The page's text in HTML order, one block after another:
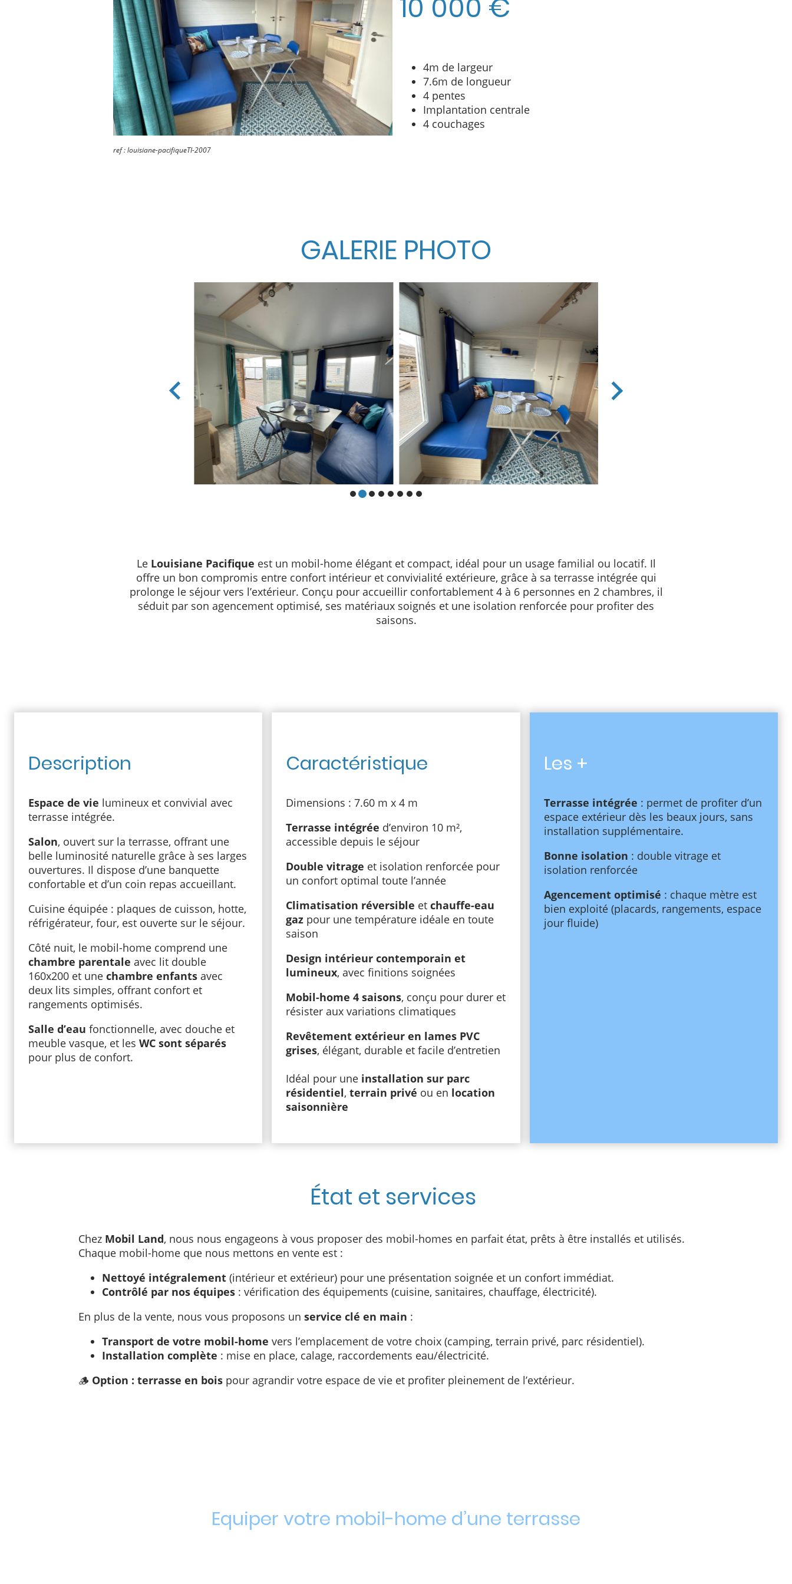
10 000 €
4m de largeur
7.6m de longueur
4 pentes
Implantation centrale
4 couchages
ref : louisiane-pacifiqueTI-2007
GALERIE PHOTO
Le Louisiane Pacifique est un mobil-home élégant et compact, idéal pour un usage familial ou locatif. Il
offre un bon compromis entre confort intérieur et convivialité extérieure, grâce à sa terrasse intégrée qui
prolonge le séjour vers l’extérieur. Conçu pour accueillir confortablement 4 à 6 personnes en 2 chambres, il
séduit par son agencement optimisé, ses matériaux soignés et une isolation renforcée pour profiter des
saisons.
Description
Espace de vie lumineux et convivial avec
terrasse intégrée.
Salon, ouvert sur la terrasse, offrant une
belle luminosité naturelle grâce à ses larges
ouvertures. Il dispose d’une banquette
confortable et d’un coin repas accueillant.
Cuisine équipée : plaques de cuisson, hotte,
réfrigérateur, four, est ouverte sur le séjour.
Côté nuit, le mobil-home comprend une
chambre parentale avec lit double
160x200 et une chambre enfants avec
deux lits simples, offrant confort et
rangements optimisés.
Salle d’eau fonctionnelle, avec douche et
meuble vasque, et les WC sont séparés
pour plus de confort.
Caractéristique
Dimensions : 7.60 m x 4 m
Terrasse intégrée d’environ 10 m²,
accessible depuis le séjour
Double vitrage et isolation renforcée pour
un confort optimal toute l’année
Climatisation réversible etchauffe-eau
gaz pour une température idéale en toute
saison
Design intérieur contemporain et
lumineux, avec finitions soignées
Mobil-home 4 saisons, conçu pour durer et
résister aux variations climatiques
Revêtement extérieur en lames PVC
grises, élégant, durable et facile d’entretien
Idéal pour une installation sur parc
résidentiel,terrain privé ou en location
saisonnière
Les +
Terrasse intégrée : permet de profiter d’un
espace extérieur dès les beaux jours, sans
installation supplémentaire.
Bonne isolation : double vitrage et
isolation renforcée
Agencement optimisé : chaque mètre est
bien exploité (placards, rangements, espace
jour fluide)
État et services
Chez Mobil Land, nous nous engageons à vous proposer des mobil-homes en parfait état, prêts à être installés et utilisés.
Chaque mobil-home que nous mettons en vente est :
Nettoyé intégralement (intérieur et extérieur) pour une présentation soignée et un confort immédiat.
Contrôlé par nos équipes : vérification des équipements (cuisine, sanitaires, chauffage, électricité).
En plus de la vente, nous vous proposons unservice clé en main :
Transport de votre mobil-home vers l’emplacement de votre choix (camping, terrain privé, parc résidentiel).
Installation complète : mise en place, calage, raccordements eau/électricité.
🪵 Option : terrasse en bois pour agrandir votre espace de vie et profiter pleinement de l’extérieur.
Equiper votre mobil-home d’une terrasse